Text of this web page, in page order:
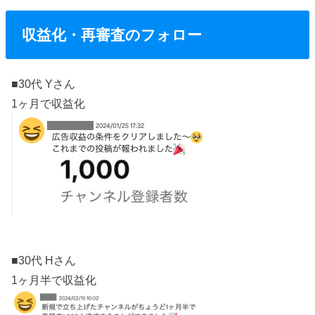
収益化・再審査のフォロー
■30代 Yさん
1ヶ月で収益化
■30代 Hさん
1ヶ月半で収益化